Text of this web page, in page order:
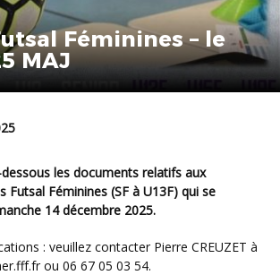
Féminines – le
MAJ
dessous les documents relatifs aux
Futsal Féminines (SF à U13F) qui se
14 décembre 2025.
ou 06 67 05 03 54.